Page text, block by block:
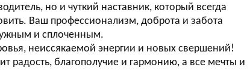
но и чуткий наставник, который всегда
Ваш профессионализм, доброта и забота
и сплоченным.
неиссякаемой энергии и новых свершений!
радость, благополучие и гармонию, а все мечты и